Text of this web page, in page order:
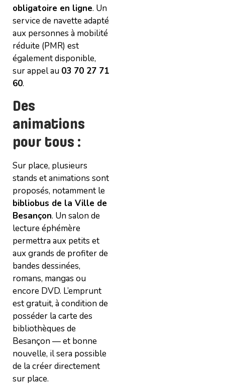
obligatoire en ligne. Un
service de navette adapté
aux personnes à mobilité
réduite (PMR) est
également disponible,
sur appel au 03 70 27 71
60.
Des
animations
pour tous :
Sur place, plusieurs
stands et animations sont
proposés, notamment le
bibliobus de la Ville de
Besançon. Un salon de
lecture éphémère
permettra aux petits et
aux grands de profiter de
bandes dessinées,
romans, mangas ou
encore DVD. L’emprunt
est gratuit, à condition de
posséder la carte des
bibliothèques de
Besançon — et bonne
nouvelle, il sera possible
de la créer directement
sur place.